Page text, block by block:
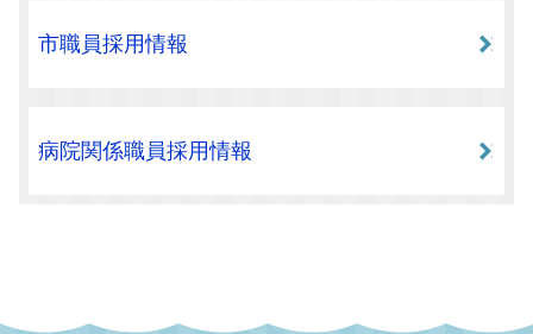
市職員採用情報
病院関係職員採用情報